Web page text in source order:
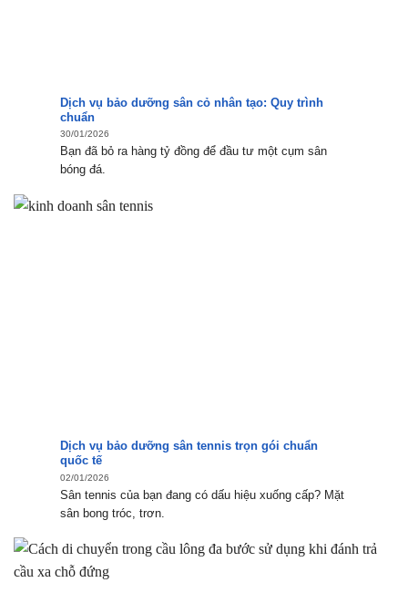
Dịch vụ bảo dưỡng sân cỏ nhân tạo: Quy trình
chuẩn
30/01/2026
Bạn đã bỏ ra hàng tỷ đồng để đầu tư một cụm sân
bóng đá.
Dịch vụ bảo dưỡng sân tennis trọn gói chuẩn
quốc tế
02/01/2026
Sân tennis của bạn đang có dấu hiệu xuống cấp? Mặt
sân bong tróc, trơn.